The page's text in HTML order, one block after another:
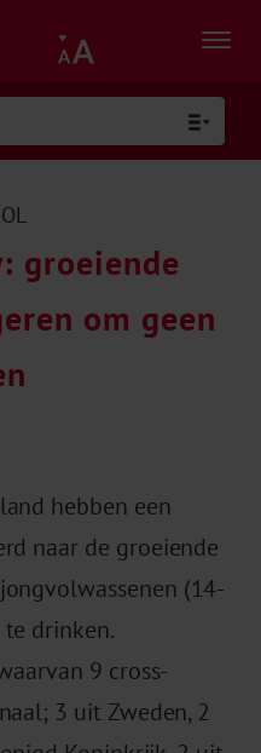
groeiende
om geen
hebben een
naar de groeiende
(14-
drinken.
9 cross-
3 uit Zweden, 2